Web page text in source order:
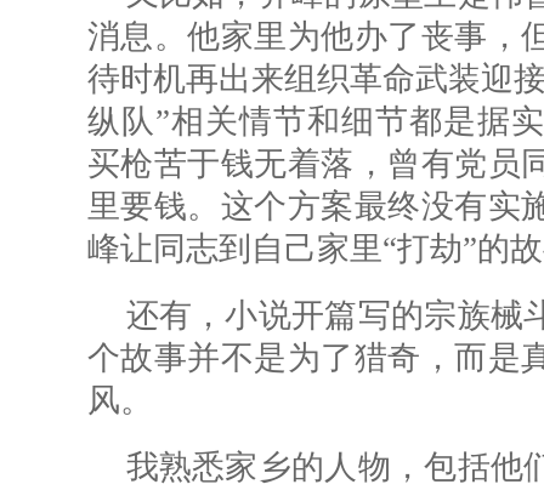
消息。他家里为他办了丧事，
待时机再出来组织革命武装迎
纵队”相关情节和细节都是据
买枪苦于钱无着落，曾有党员
里要钱。这个方案最终没有实
峰让同志到自己家里“打劫”的
还有，小说开篇写的宗族械
个故事并不是为了猎奇，而是
风。
我熟悉家乡的人物，包括他